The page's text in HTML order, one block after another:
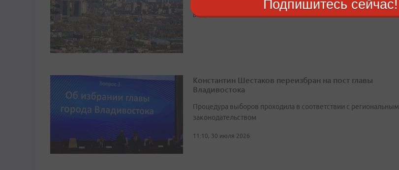
8:45, 30 июля 2026
Константин Шестаков переизбран на пост главы
Владивостока
Процедура выборов проходила в соответствии с региональным
законодательством
11:10, 30 июля 2026
Подпишитесь сейчас!